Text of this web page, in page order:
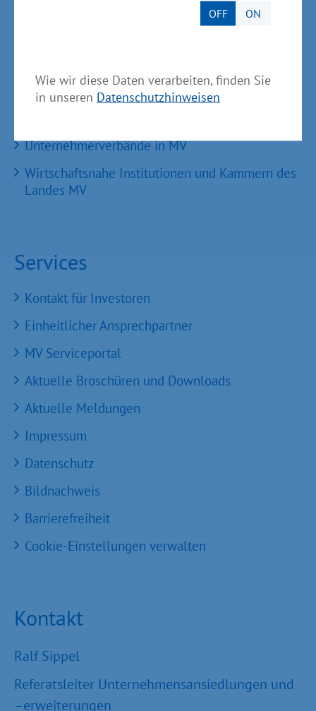
OFF ON
Wie wir diese Daten verarbeiten, finden Sie
in unseren Datenschutzhinweisen
TBI Technologie-Beratungs-Institut GmbH
GründerMV
Unternehmerverbände in MV
Wirtschaftsnahe Institutionen und Kammern des
Landes MV
Services
Kontakt für Investoren
Einheitlicher Ansprechpartner
MV Serviceportal
Aktuelle Broschüren und Downloads
Aktuelle Meldungen
Impressum
Datenschutz
Bildnachweis
Barrierefreiheit
Cookie-Einstellungen verwalten
Kontakt
Ralf Sippel
Referatsleiter Unternehmensansiedlungen und
–erweiterungen